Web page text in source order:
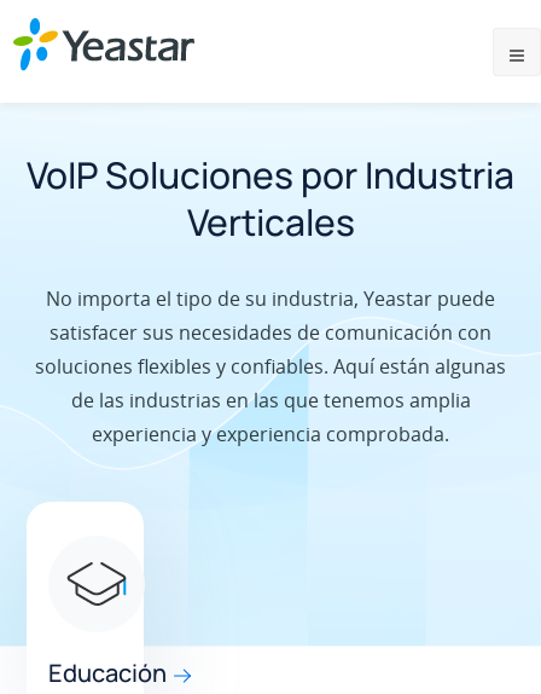
VoIP Soluciones por Industria
Verticales
No importa el tipo de su industria, Yeastar puede
satisfacer sus necesidades de comunicación con
soluciones flexibles y confiables. Aquí están algunas
de las industrias en las que tenemos amplia
experiencia y experiencia comprobada.
Educación